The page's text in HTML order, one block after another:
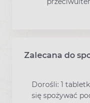
Zalecana do
Dorośli: 1
się spożywać